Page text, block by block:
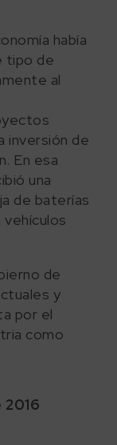
había
tipo de
al
inversión de
En esa
una
de baterías
de
y
por el
como